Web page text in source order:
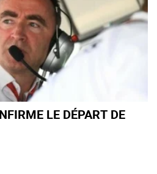
LE DÉPART DE